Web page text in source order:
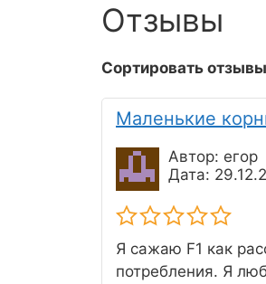
Отзывы
Сортировать
Маленькие
Автор: егор
Дата:
Я сажаю F1 как
потребления. Я